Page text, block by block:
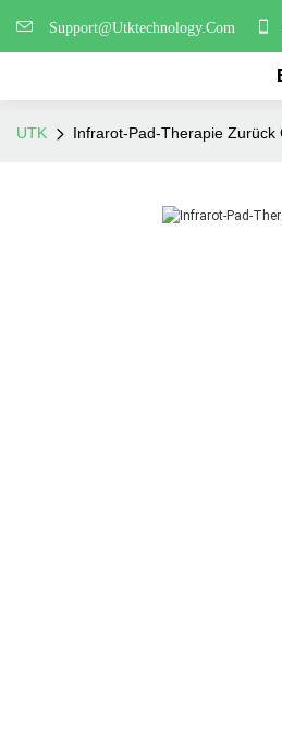
Support@Utktechnology.Com
UTK Infrarot-Pad-Therapie